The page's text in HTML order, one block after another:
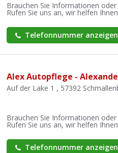
Brauchen Sie Informationen oder
Rufen Sie uns an, wir helfen
Telefonnummer anzeigen
Alex Autopflege -
Auf der Lake 1 , 57392
Brauchen Sie Informationen oder
Rufen Sie uns an, wir helfen
Telefonnummer anzeigen